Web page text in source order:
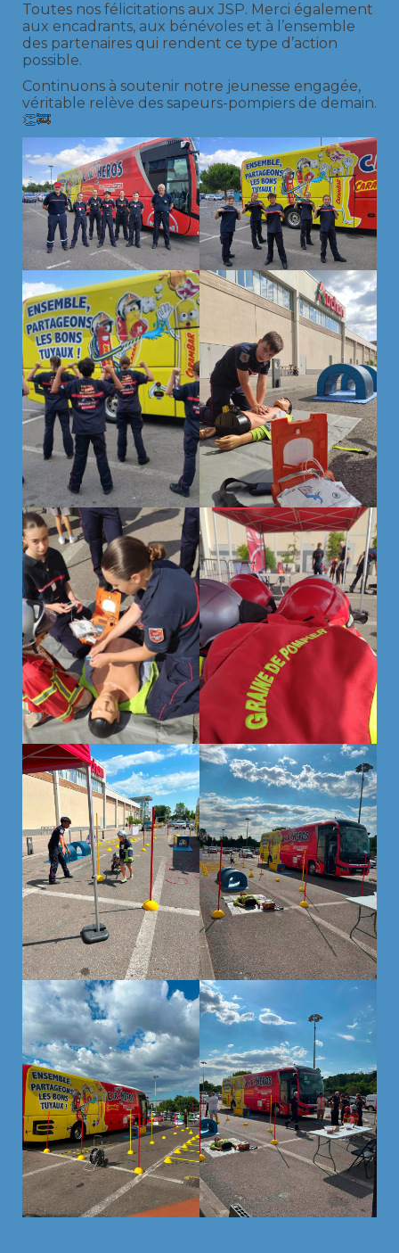
Toutes nos félicitations aux JSP. Merci également
aux encadrants, aux bénévoles et à l’ensemble
des partenaires qui rendent ce type d’action
possible.
Continuons à soutenir notre jeunesse engagée,
véritable relève des sapeurs-pompiers de demain.
👏🚒